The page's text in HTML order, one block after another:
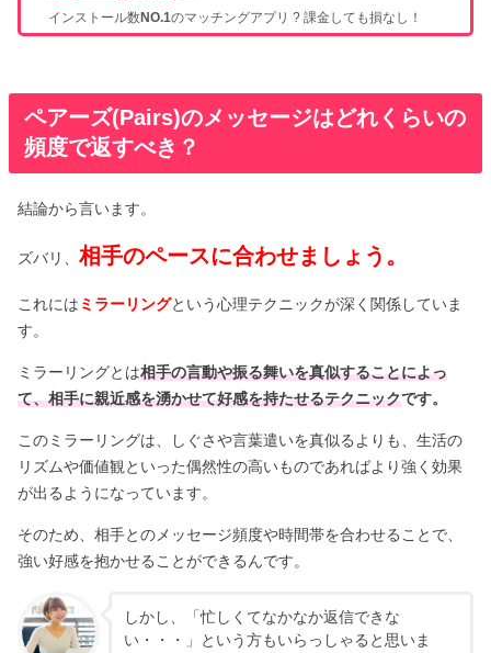
インストール数NO.1のマッチングアプリ ? 課金しても損なし！
ペアーズ(Pairs)のメッセージはどれくらいの
頻度で返すべき？
結論から言います。
ズバリ、相手のペースに合わせましょう。
これには ミラーリングという心理テクニックが深く関係していま
す。
ミラーリングとは相手の言動や振る舞いを真似することによっ
て、相手に親近感を湧かせて好感を持たせるテクニックです。
このミラーリングは、しぐさや言葉遣いを真似るよりも、生活の
リズムや価値観といった偶然性の高いものであればより強く効果
が出るようになっています。
そのため、相手とのメッセージ頻度や時間帯を合わせることで、
強い好感を抱かせることができるんです。
しかし、「忙しくてなかなか返信できな
い・・・」という方もいらっしゃると思いま